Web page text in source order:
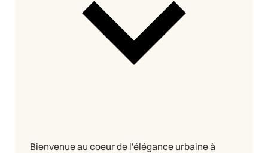
Bienvenue au coeur de l'élégance urbaine à